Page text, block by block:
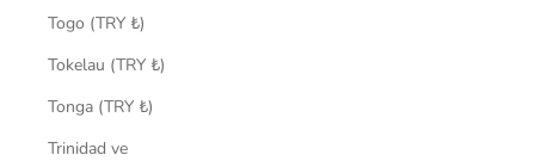
Togo (TRY ₺)
Tokelau (TRY ₺)
Tonga (TRY ₺)
Trinidad ve